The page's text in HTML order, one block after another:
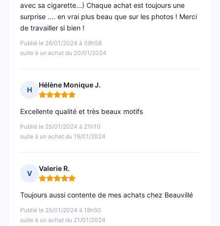
Publié le 26/01/2024 à 08h58
suite à un achat du 20/01/2024
avec sa cigarette...) Chaque achat est toujours une
surprise .... en vrai plus beau que sur les photos ! Merci
de travailler si bien !
H
Hélène Monique J.
Note : 5 sur 5
Publié le 25/01/2024 à 21h10
suite à un achat du 19/01/2024
Excellente qualité et très beaux motifs
V
Valerie R.
Note : 5 sur 5
Publié le 25/01/2024 à 18h50
suite à un achat du 21/01/2024
Toujours aussi contente de mes achats chez Beauvillé